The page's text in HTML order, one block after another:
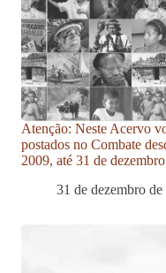
Atenção: Neste Acervo
postados no Combate
2009, até 31 de
31 de dezembro